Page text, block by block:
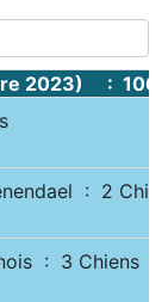
2023) :
: 2
: 3 Chiens